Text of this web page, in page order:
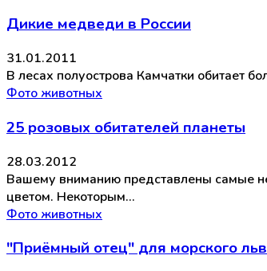
Дикие медведи в России
31.01.2011
В лесах полуострова Камчатки обитает
Фото животных
25 розовых обитателей планеты
28.03.2012
Вашему вниманию представлены самые
цветом. Некоторым…
Фото животных
"Приёмный отец" для морского